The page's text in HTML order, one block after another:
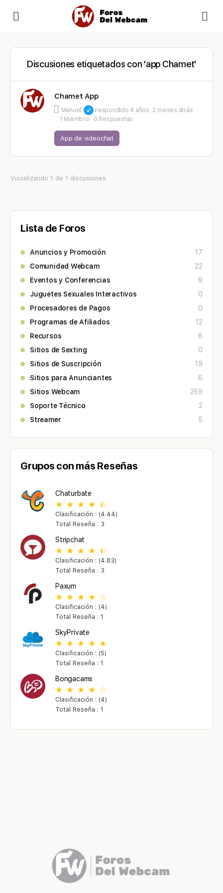
Discusiones etiquetados con 'app Chamet'
Chamet App
Manuel respondido 4 años, 2 meses atrás
1 Miembro · 0 Respuestas
App de videochat
Visualizando 1 de 1 discusiones
Lista de Foros
Anuncios y Promoción
17
Comunidad Webcam
22
Eventos y Conferencias
9
Juguetes Sexuales Interactivos
0
Procesadores de Pagos
0
Programas de Afiliados
12
Recursos
6
Sitios de Sexting
0
Sitios de Suscripción
19
Sitios para Anunciantes
6
Sitios Webcam
259
Soporte Técnico
2
Streamer
5
Grupos con más Reseñas
Chaturbate
Clasificación : (4.44)
Total Reseña : 3
Stripchat
Clasificación : (4.83)
Total Reseña : 3
Paxum
Clasificación : (4)
Total Reseña : 1
SkyPrivate
Clasificación : (5)
Total Reseña : 1
Bongacams
Clasificación : (4)
Total Reseña : 1